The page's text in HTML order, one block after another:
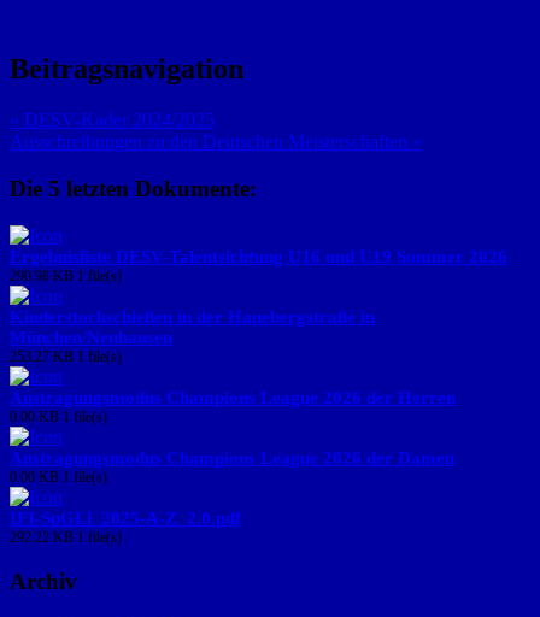
Beitragsnavigation
« DESV-Kader 2024/2025
Ausschreibungen zu den Deutschen Meisterschaften »
Die 5 letzten Dokumente:
Ergebnisliste DESV-Talentsichtung U16 und U19 Sommer 2026
290.98 KB 1 file(s)
Kinderstockschießen in der Hanebergstraße in
München/Neuhausen
253.27 KB 1 file(s)
Austragungsmodus Champions League 2026 der Herren
0.00 KB 1 file(s)
Austragungsmodus Champions League 2026 der Damen
0.00 KB 1 file(s)
IFI-SpGLi_2025-A-Z_2.0.pdf
292.22 KB 1 file(s)
Archiv